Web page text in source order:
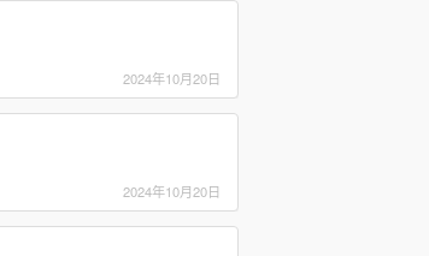
2024年10月20日
2024年10月20日